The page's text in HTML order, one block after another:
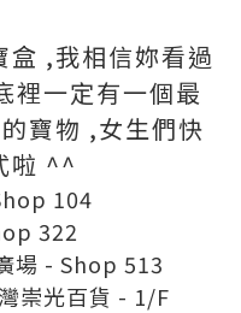
盒 ,我相信妳看過
一定有一個最
寶物 ,女生們快
啦 ^^
104
322
場 - Shop 513
崇光百貨 - 1/F